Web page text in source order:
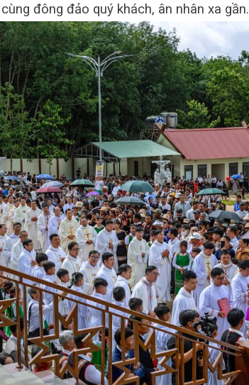
đông đảo quý khách, ân nhân xa gần.